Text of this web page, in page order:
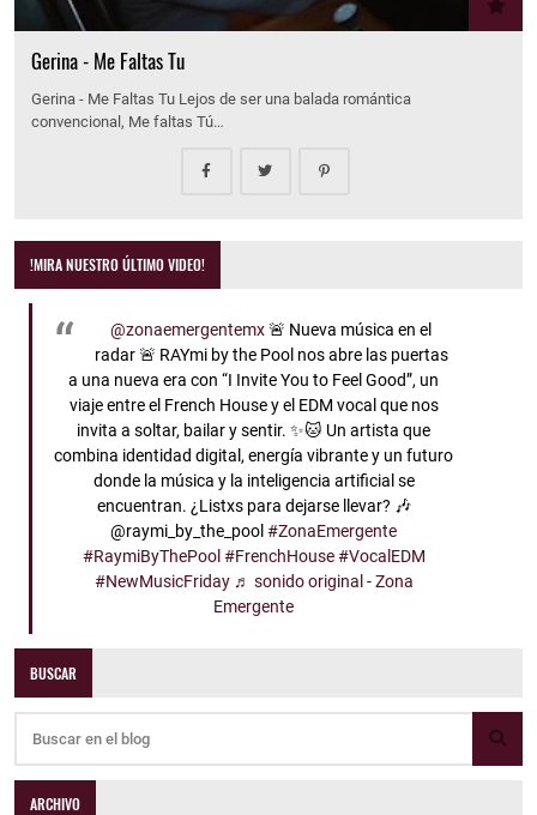
Gerina - Me Faltas Tu
Gerina - Me Faltas Tu Lejos de ser una balada romántica
convencional, Me faltas Tú…
!MIRA NUESTRO ÚLTIMO VIDEO!
@zonaemergentemx🚨 Nueva música en el
radar 🚨 RAYmi by the Pool nos abre las puertas
a una nueva era con “I Invite You to Feel Good”, un
viaje entre el French House y el EDM vocal que nos
invita a soltar, bailar y sentir. ✨🐱 Un artista que
combina identidad digital, energía vibrante y un futuro
donde la música y la inteligencia artificial se
encuentran. ¿Listxs para dejarse llevar? 🎶
@raymi_by_the_pool#ZonaEmergente
#RaymiByThePool #FrenchHouse #VocalEDM
#NewMusicFriday ♬ sonido original - Zona
Emergente
BUSCAR
ARCHIVO